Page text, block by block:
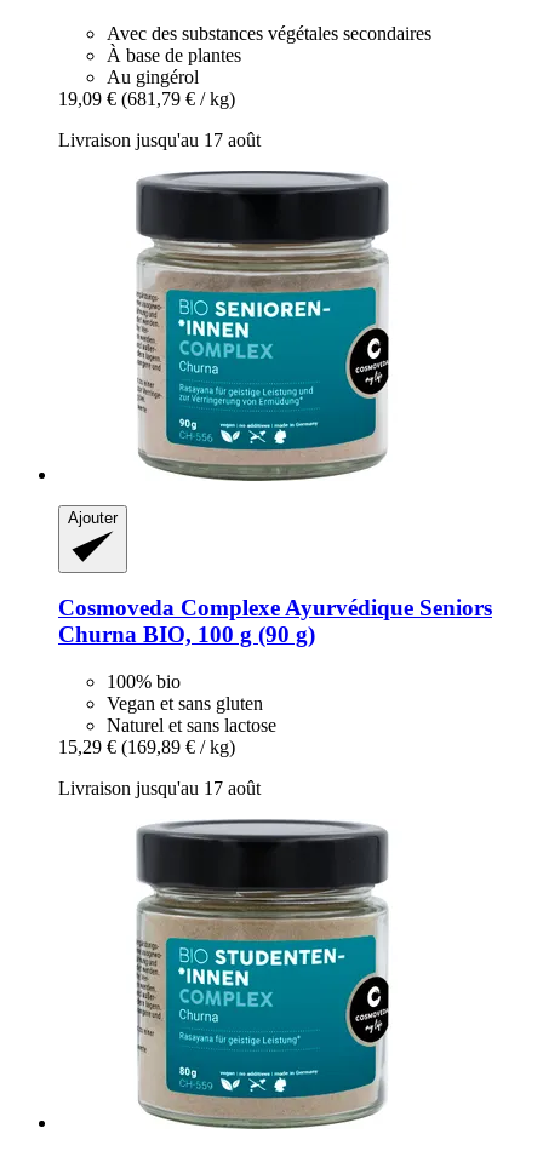
Avec des substances végétales secondaires
À base de plantes
Au gingérol
19,09 € (681,79 € / kg)
Livraison jusqu'au 17 août
Ajouter
Cosmoveda Complexe Ayurvédique Seniors
Churna BIO, 100 g (90 g)
100% bio
Vegan et sans gluten
Naturel et sans lactose
15,29 € (169,89 € / kg)
Livraison jusqu'au 17 août